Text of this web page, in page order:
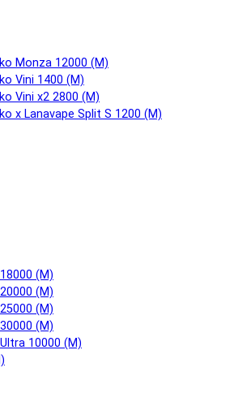
Monza 12000 (М)
Vini 1400 (М)
Vini x2 2800 (М)
x Lanavape Split S 1200 (М)
(М)
(М)
(М)
(М)
10000 (М)